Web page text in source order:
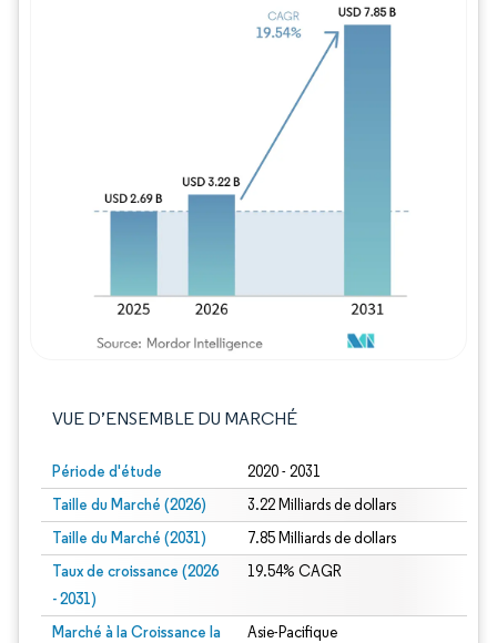
VUE D’ENSEMBLE DU MARCHÉ
Période d'étude 2020 - 2031
Taille du Marché (2026) 3.22 Milliards de dollars
Taille du Marché (2031) 7.85 Milliards de dollars
Taux de croissance (2026
- 2031)
19.54% CAGR
Marché à la Croissance la
Asie-Pacifique
Image © Mordor Intelligence. La